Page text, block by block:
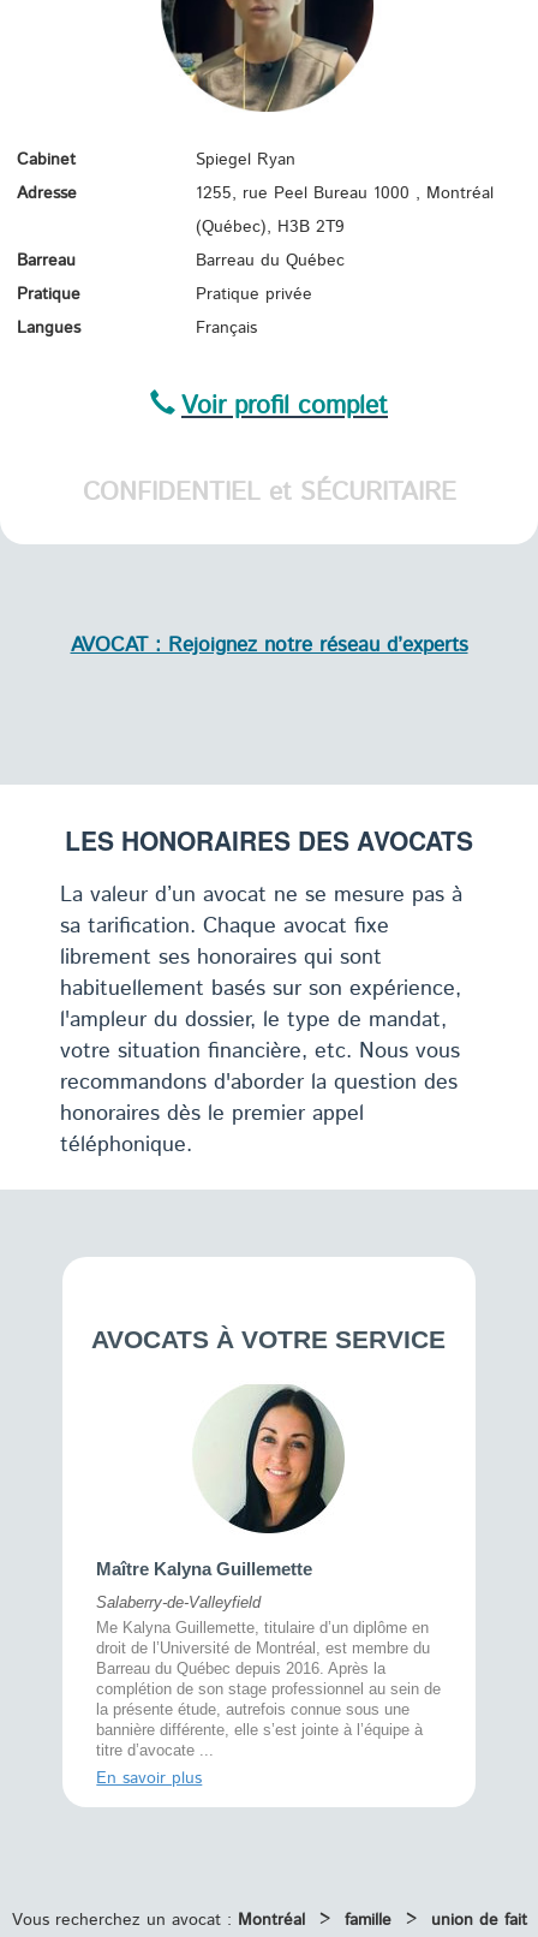
Cabinet
Spiegel Ryan
Adresse
1255, rue Peel Bureau 1000 , Montréal
(Québec), H3B 2T9
Barreau
Barreau du Québec
Pratique
Pratique privée
Langues
Français
Voir profil complet
CONFIDENTIEL et SÉCURITAIRE
AVOCAT : Rejoignez notre réseau d’experts
LES HONORAIRES DES AVOCATS
La valeur d’un avocat ne se mesure pas à
sa tarification. Chaque avocat fixe
librement ses honoraires qui sont
habituellement basés sur son expérience,
l'ampleur du dossier, le type de mandat,
votre situation financière, etc. Nous vous
recommandons d'aborder la question des
honoraires dès le premier appel
téléphonique.
AVOCATS À VOTRE SERVICE
Maître Kalyna Guillemette
Salaberry-de-Valleyfield
Me Kalyna Guillemette, titulaire d’un diplôme en
droit de l’Université de Montréal, est membre du
Barreau du Québec depuis 2016. Après la
complétion de son stage professionnel au sein de
la présente étude, autrefois connue sous une
bannière différente, elle s’est jointe à l’équipe à
titre d’avocate ...
En savoir plus
Vous recherchez un avocat : Montréal > famille > union de fait